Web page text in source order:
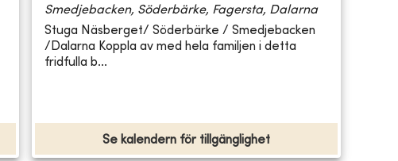
Smedjebacken, Söderbärke, Fagersta, Dalarna
Stuga Näsberget/ Söderbärke / Smedjebacken
/Dalarna Koppla av med hela familjen i detta
fridfulla b...
Se kalendern för tillgänglighet